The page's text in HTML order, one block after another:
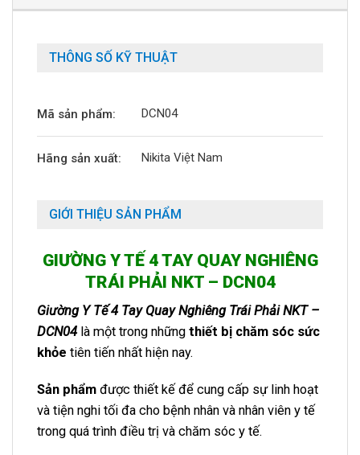
THÔNG SỐ KỸ THUẬT
Mã sản phẩm: DCN04
Hãng sản xuất: Nikita Việt Nam
GIỚI THIỆU SẢN PHẨM
GIƯỜNG Y TẾ 4 TAY QUAY NGHIÊNG
TRÁI PHẢI NKT – DCN04
Giường Y Tế 4 Tay Quay Nghiêng Trái Phải NKT –
DCN04là một trong những thiết bị chăm sóc sức
khỏe tiên tiến nhất hiện nay.
Sản phẩm được thiết kế để cung cấp sự linh hoạt
và tiện nghi tối đa cho bệnh nhân và nhân viên y tế
trong quá trình điều trị và chăm sóc y tế.